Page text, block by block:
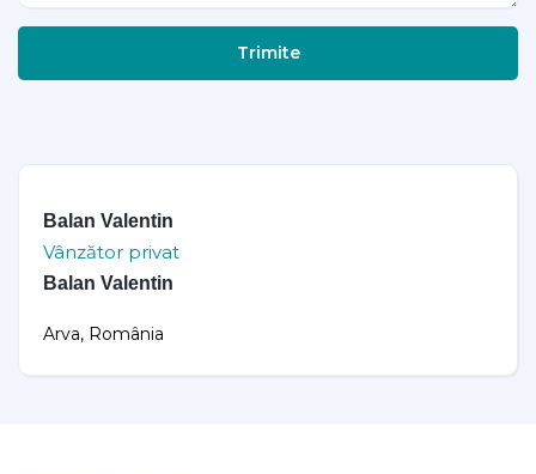
Trimite
Balan Valentin
Vânzător privat
Balan Valentin
Arva, România